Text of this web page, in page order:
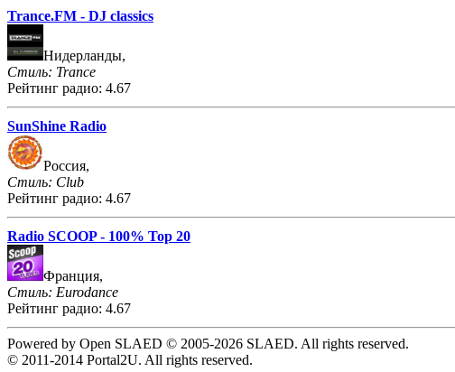
Trance.FM - DJ classics
Нидерланды,
Стиль: Trance
Рейтинг радио: 4.67
SunShine Radio
Россия,
Стиль: Club
Рейтинг радио: 4.67
Radio SCOOP - 100% Top 20
Франция,
Стиль: Eurodance
Рейтинг радио: 4.67
Powered by Open SLAED © 2005-2026 SLAED. All rights reserved.
© 2011-2014 Portal2U. All rights reserved.